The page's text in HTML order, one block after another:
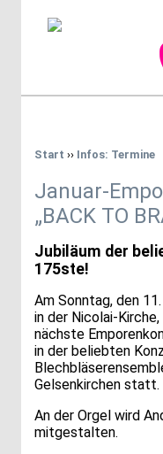
Start ›› Infos: Termine
Januar-
„BACK TO
Jubiläum der
175ste!
Am Sonntag, den
in der Nicolai-
nächste
in der beliebten
Gelsenkirchen statt.
An der Orgel wird
mitgestalten.